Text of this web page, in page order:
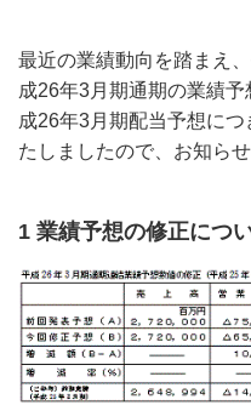
最近の業績動向を踏まえ
成26年3月期通期の業績
成26年3月期配当予想に
たしましたので、お知らせ
1 業績予想の修正につ